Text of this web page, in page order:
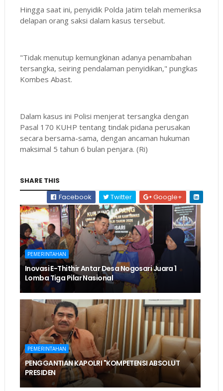
Hingga saat ini, penyidik Polda Jatim telah memeriksa
delapan orang saksi dalam kasus tersebut.
"Tidak menutup kemungkinan adanya penambahan
tersangka, seiring pendalaman penyidikan," pungkas
Kombes Abast.
Dalam kasus ini Polisi menjerat tersangka dengan
Pasal 170 KUHP tentang tindak pidana perusakan
secara bersama-sama, dengan ancaman hukuman
maksimal 5 tahun 6 bulan penjara. (Ri)
SHARE THIS
Facebook
Twitter Google+
PEMERINTAHAN
Inovasi E-Thithir Antar Desa Nogosari Juara 1
Lomba Tiga Pilar Nasional
PEMERINTAHAN
PENGGANTIAN KAPOLRI "KOMPETENSI ABSOLUT
PRESIDEN